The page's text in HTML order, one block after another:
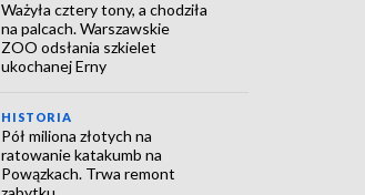
Ważyła cztery tony, a chodziła
na palcach. Warszawskie
ZOO odsłania szkielet
ukochanej Erny
HISTORIA
Pół miliona złotych na
ratowanie katakumb na
Powązkach. Trwa remont